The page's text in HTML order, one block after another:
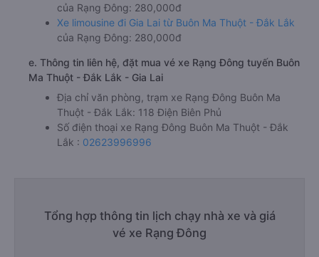
của Rạng Đông: 280,000đ
Xe limousine đi Gia Lai từ Buôn Ma Thuột - Đắk Lắk
của Rạng Đông: 280,000đ
e. Thông tin liên hệ, đặt mua vé xe Rạng Đông tuyến Buôn
Ma Thuột - Đắk Lắk - Gia Lai
Địa chỉ văn phòng, trạm xe Rạng Đông Buôn Ma
Thuột - Đắk Lắk: 118 Điện Biên Phủ
Số điện thoại xe Rạng Đông Buôn Ma Thuột - Đắk
Lắk : 02623996996
Tổng hợp thông tin lịch chạy nhà xe và giá
vé xe Rạng Đông